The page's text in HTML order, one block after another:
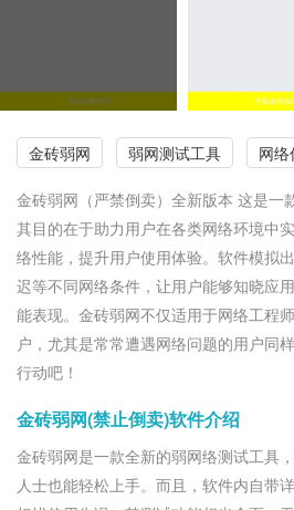
金砖弱网 弱网测试工具 网
金砖弱网（严禁倒卖）全新版本 这是一
其目的在于助力用户在各类网络环境中
络性能，提升用户使用体验。软件模拟
迟等不同网络条件，让用户能够知晓应
能表现。金砖弱网不仅适用于网络工程
户，尤其是常常遭遇网络问题的用户同
行动吧！
金砖弱网(禁止倒卖)软件介绍
金砖弱网是一款全新的弱网络测试工具
人士也能轻松上手。而且，软件内自带